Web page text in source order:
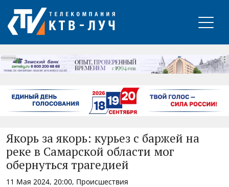
РЕКЛАМА
Якорь за якорь: курьез с баржей на
реке в Самарской области мог
обернуться трагедией
11 Мая 2024, 20:00, Происшествия